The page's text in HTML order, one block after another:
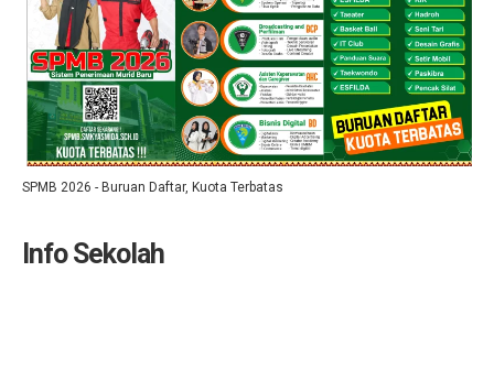
SPMB 2026 - Buruan Daftar, Kuota Terbatas
Info Sekolah